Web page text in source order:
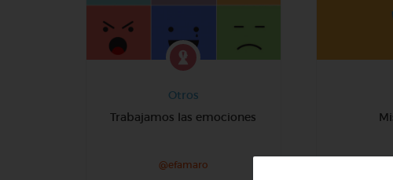
Otros
Trabajamos las emociones
@efamaro